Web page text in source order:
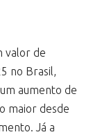
valor de
no Brasil,
aumento de
maior desde
Já a